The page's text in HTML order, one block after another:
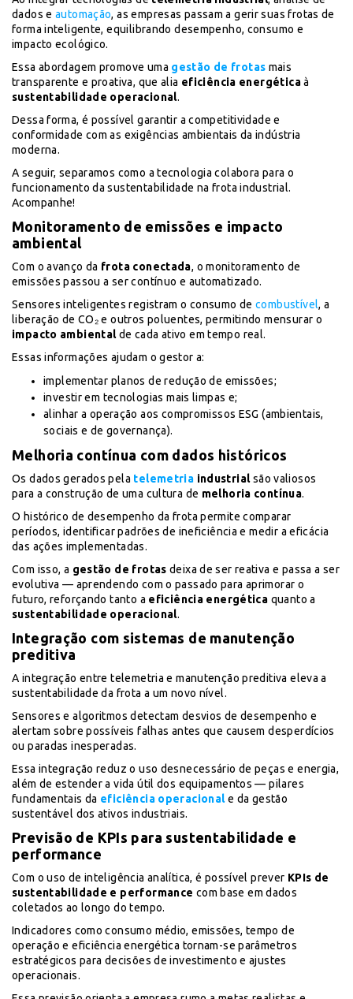
dados eautomação, as empresas passam a gerir suas frotas de
forma inteligente, equilibrando desempenho, consumo e
impacto ecológico.
Essa abordagem promove uma gestão de frotas mais
transparente e proativa, que alia eficiência energéticaà
sustentabilidade operacional.
Dessa forma, é possível garantir a competitividade e
conformidade com as exigências ambientais da indústria
moderna.
A seguir, separamos como a tecnologia colabora para o
funcionamento da sustentabilidade na frota industrial.
Acompanhe!
Monitoramento de emissões e impacto
ambiental
Com o avanço da frota conectada, o monitoramento de
emissões passou a ser contínuo e automatizado.
Sensores inteligentes registram o consumo decombustível, a
liberação de CO₂ e outros poluentes, permitindo mensurar o
impacto ambientalde cada ativo em tempo real.
Essas informações ajudam o gestor a:
implementar planos de redução de emissões;
investir em tecnologias mais limpas e;
alinhar a operação aos compromissos ESG (ambientais,
sociais e de governança).
Melhoria contínua com dados históricos
Os dados gerados pela telemetria industrialsão valiosos
para a construção de uma cultura de melhoria contínua.
O histórico de desempenho da frota permite comparar
períodos, identificar padrões de ineficiência e medir a eficácia
das ações implementadas.
Com isso, a gestão de frotas deixa de ser reativa e passa a ser
evolutiva — aprendendo com o passado para aprimorar o
futuro, reforçando tanto a eficiência energética quanto a
sustentabilidade operacional.
Integração com sistemas de manutenção
preditiva
A integração entre telemetria e manutenção preditiva eleva a
sustentabilidade da frota a um novo nível.
Sensores e algoritmos detectam desvios de desempenho e
alertam sobre possíveis falhas antes que causem desperdícios
ou paradas inesperadas.
Essa integração reduz o uso desnecessário de peças e energia,
além de estender a vida útil dos equipamentos — pilares
fundamentais da eficiência operacionale da gestão
sustentável dos ativos industriais.
Previsão de KPIs para sustentabilidade e
performance
Com o uso de inteligência analítica, é possível prever KPIs de
sustentabilidade e performance com base em dados
coletados ao longo do tempo.
Indicadores como consumo médio, emissões, tempo de
operação e eficiência energética tornam-se parâmetros
estratégicos para decisões de investimento e ajustes
operacionais.